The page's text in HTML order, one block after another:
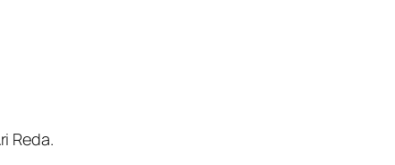
Reda.